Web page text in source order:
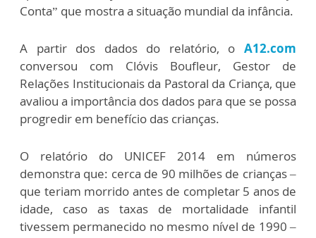
Conta” que mostra a situação mundial da infância.
A partir dos dados do relatório, o A12.com
conversou com Clóvis Boufleur, Gestor de
Relações Institucionais da Pastoral da Criança, que
avaliou a importância dos dados para que se possa
progredir em benefício das crianças.
O relatório do UNICEF 2014 em números
demonstra que: cerca de 90 milhões de crianças –
que teriam morrido antes de completar 5 anos de
idade, caso as taxas de mortalidade infantil
tivessem permanecido no mesmo nível de 1990 –